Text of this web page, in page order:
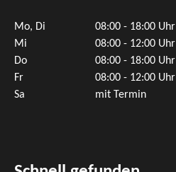
Mo, Di
08:00 - 18:00 Uhr
Mi
08:00 - 12:00 Uhr
Do
08:00 - 18:00 Uhr
Fr
08:00 - 12:00 Uhr
Sa
mit Termin